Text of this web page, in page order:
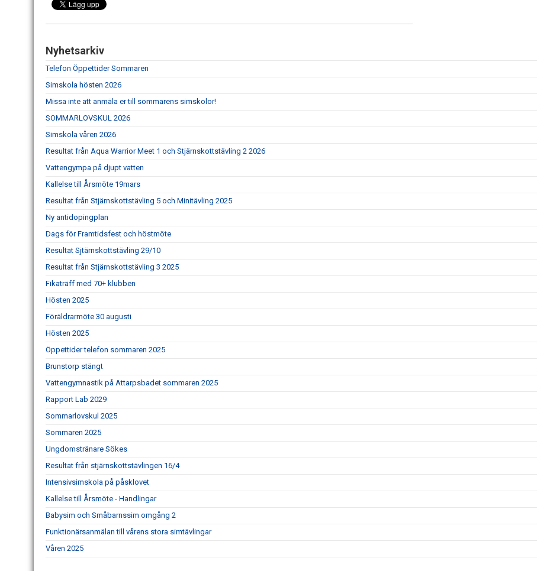
Nyhetsarkiv
Telefon Öppettider Sommaren
Simskola hösten 2026
Missa inte att anmäla er till sommarens simskolor!
SOMMARLOVSKUL 2026
Simskola våren 2026
Resultat från Aqua Warrior Meet 1 och Stjärnskottstävling 2 2026
Vattengympa på djupt vatten
Kallelse till Årsmöte 19mars
Resultat från Stjärnskottstävling 5 och Minitävling 2025
Ny antidopingplan
Dags för Framtidsfest och höstmöte
Resultat Sjtärnskottstävling 29/10
Resultat från Stjärnskottstävling 3 2025
Fikaträff med 70+ klubben
Hösten 2025
Föräldrarmöte 30 augusti
Hösten 2025
Öppettider telefon sommaren 2025
Brunstorp stängt
Vattengymnastik på Attarpsbadet sommaren 2025
Rapport Lab 2029
Sommarlovskul 2025
Sommaren 2025
Ungdomstränare Sökes
Resultat från stjärnskottstävlingen 16/4
Intensivsimskola på påsklovet
Kallelse till Årsmöte - Handlingar
Babysim och Småbarnssim omgång 2
Funktionärsanmälan till vårens stora simtävlingar
Våren 2025